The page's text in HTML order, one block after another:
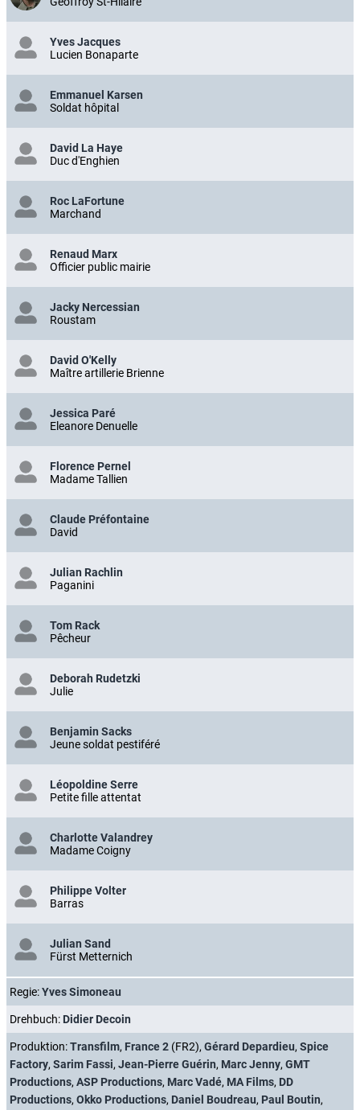
Yves Jacques
Lucien Bonaparte
Emmanuel Karsen
Soldat hôpital
David La Haye
Duc d'Enghien
Roc LaFortune
Marchand
Renaud Marx
Officier public mairie
Jacky Nercessian
Roustam
David O'Kelly
Maître artillerie Brienne
Jessica Paré
Eleanore Denuelle
Florence Pernel
Madame Tallien
Claude Préfontaine
David
Julian Rachlin
Paganini
Tom Rack
Pêcheur
Deborah Rudetzki
Julie
Benjamin Sacks
Jeune soldat pestiféré
Léopoldine Serre
Petite fille attentat
Charlotte Valandrey
Madame Coigny
Philippe Volter
Barras
Julian Sand
Fürst Metternich
Regie:Yves Simoneau
Drehbuch: Didier Decoin
Produktion:Transfilm, France 2 (FR2), Gérard Depardieu, Spice
Factory, Sarim Fassi, Jean-Pierre Guérin, Marc Jenny, GMT
Productions, ASP Productions, Marc Vadé, MA Films, DD
Productions, Okko Productions, Daniel Boudreau, Paul Boutin,